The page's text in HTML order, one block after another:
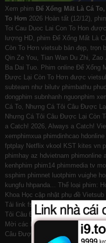
Xem phim Để Xổng Mất Là Cá
To Hơn 2026 Hoàn tất (12/12),
Toi Cau Duoc Lai Con To Hon
lượng HD, phim Để Xổng Mất Là
Còn To Hơn vietsub bản đẹp, trọn
Qin Ze You, Tian Wan Du Zhi,
Ba Dai Tuo. Phim online Để Xổng
Được Lại Còn To Hơn được
subteam như bilutv phimbathu
dongphim subnhanh nguonphim
Cá To, Nhưng Cá Tôi Câu Được
Nhưng Cá Tôi Câu Được Lại Còn
a Catch! 2026, Always a Catch!
xemphimxua phimdinhcao hdonline
fptplay Netflix vkool KST kites vn
phimhay az hdvietnam phimonline
kenhphim phim14 phimmedia tv
ssphim phimnet luotphim vuighe
kungfu hhpanda ... Thể loại phim:
Khoa Học cập nhật phụ đề
Tải link fshare drive và download
Tôi Câu Được Lại Còn To Hơn vtv
Mời các bạn đón xem bộ phim Để
Câu Được Lại Còn To HơnHoàn tất